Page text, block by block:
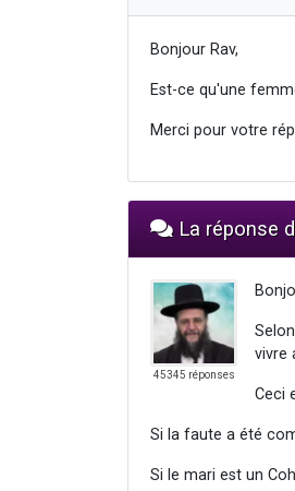
Bonjour Rav,
Est-ce qu'une
Merci pour votre
La réponse
45345 réponses
vivre
Ceci
Si la faute a été
Si le mari est un